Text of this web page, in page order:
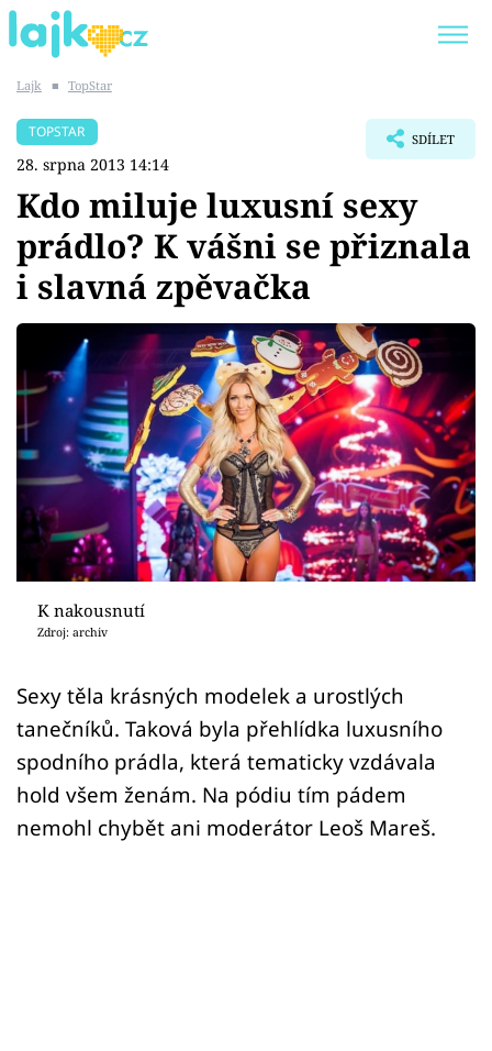
SHOPAHOLICADEL
Témata
Showbyznys
Youtubeři
Virály
Sex a vztahy
Videa
Sledujte prima+
Sledujte nás
Lajk ■ TopStar
TOPSTAR
28. srpna 2013 14:14
SDÍLET
Kdo miluje luxusní sexy
prádlo? K vášni se přiznala
i slavná zpěvačka
K nakousnutí
Zdroj: archiv
Sexy těla krásných modelek a urostlých
tanečníků. Taková byla přehlídka luxusního
spodního prádla, která tematicky vzdávala
hold všem ženám. Na pódiu tím pádem
nemohl chybět ani moderátor Leoš Mareš.